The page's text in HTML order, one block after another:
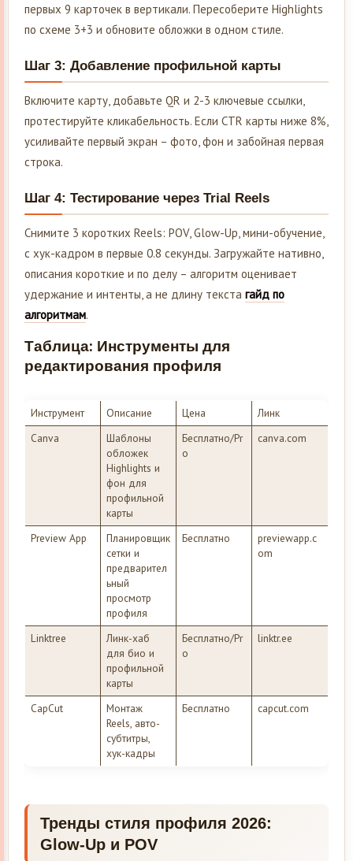
первых 9 карточек в вертикали. Пересоберите Highlights
по схеме 3+3 и обновите обложки в одном стиле.
Шаг 3: Добавление профильной карты
Включите карту, добавьте QR и 2-3 ключевые ссылки,
протестируйте кликабельность. Если CTR карты ниже 8%,
усиливайте первый экран – фото, фон и забойная первая
строка.
Шаг 4: Тестирование через Trial Reels
Снимите 3 коротких Reels: POV, Glow-Up, мини-обучение,
с хук-кадром в первые 0.8 секунды. Загружайте нативно,
описания короткие и по делу – алгоритм оценивает
удержание и интенты, а не длину текста гайд по
алгоритмам.
Таблица: Инструменты для
редактирования профиля
Инструмент Описание Цена
Линк
Canva
Шаблоны
обложек
Highlights и
фон для
профильной
карты
Бесплатно/Pr
o
canva.com
Preview App
Планировщик
сетки и
предварител
ьный
просмотр
профиля
Бесплатно
previewapp.c
om
Linktree
Линк-хаб
для био и
профильной
карты
Бесплатно/Pr
o
linktr.ee
CapCut
Монтаж
Reels, авто-
субтитры,
хук-кадры
Бесплатно capcut.com
Тренды стиля профиля 2026:
Glow-Up и POV